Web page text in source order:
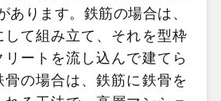
あります。鉄筋の場合は、
して組み立て、それを型枠
ートを流し込んで建てら
の場合は、鉄筋に鉄骨を